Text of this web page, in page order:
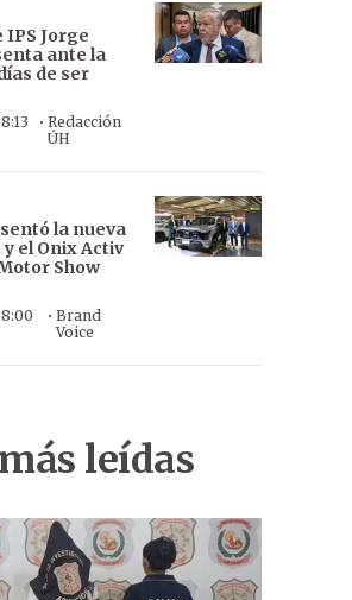
IPS Jorge
ante la
de ser
· Redacción
ÚH
la nueva
y el Onix Activ
Show
·Brand
Voice
leídas